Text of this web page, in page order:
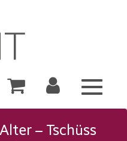
Toggle
– Tschüss